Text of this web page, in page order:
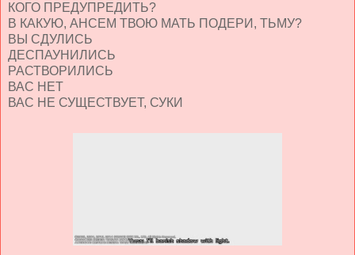
КОГО ПРЕДУПРЕДИТЬ?
В КАКУЮ, АНСЕМ ТВОЮ МАТЬ ПОДЕРИ, ТЬМУ?
ВЫ СДУЛИСЬ
ДЕСПАУНИЛИСЬ
РАСТВОРИЛИСЬ
ВАС НЕТ
ВАС НЕ СУЩЕСТВУЕТ, СУКИ